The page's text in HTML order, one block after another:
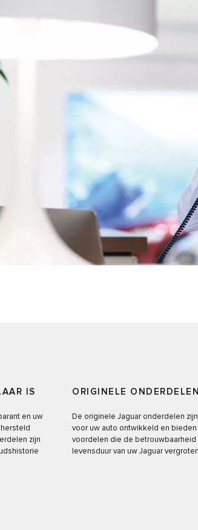
IS
en uw
zijn
ORIGINELE ONDERDELEN
De originele Jaguar onderdelen
voor uw auto ontwikkeld en bieden
voordelen die de betrouwbaarheid
levensduur van uw Jaguar